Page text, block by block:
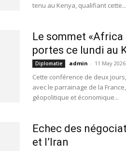
tenu au Kenya, qualifiant cette...
Le sommet «Africa
portes ce lundi au
Diplomatie admin - 11 May 2026
Cette conférence de deux
avec le parrainage de la
géopolitique et économique...
Echec des
et l’Iran